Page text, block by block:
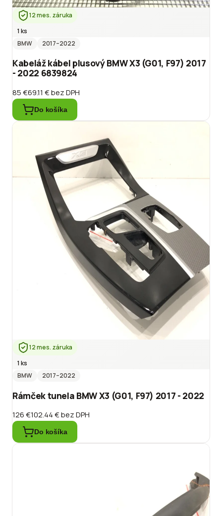
12 mes. záruka
1 ks
BMW
2017–2022
Kabeláž kábel plusový BMW X3 (G01, F97) 2017
- 2022 6839824
85 €69.11 €bez DPH
Do košíka
12 mes. záruka
1 ks
BMW
2017–2022
Rámček tunela BMW X3 (G01, F97) 2017 - 2022
126 €102.44 €bez DPH
Do košíka